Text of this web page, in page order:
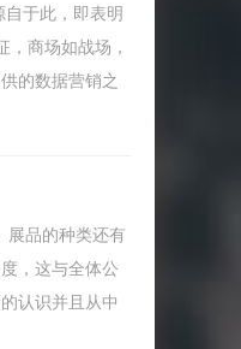
于此，即表明
商场如战场，
的数据营销之
展品的种类还有
，这与全体公
认识并且从中